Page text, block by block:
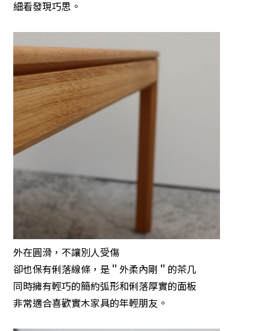
細看發現巧思。
外在圓滑，不讓別人受傷
卻也保有俐落線條，是＂外柔內剛＂的茶几
同時擁有輕巧的簡約弧形和俐落厚實的面板
非常適合喜歡實木家具的年輕朋友。